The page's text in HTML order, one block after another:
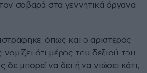
σοβαρά στα γεννητικά όργανα
όπως και ο αριστερός
νομίζει ότι μέρος του δεξιού του
δε μπορεί να δει ή να νιώσει κάτι,